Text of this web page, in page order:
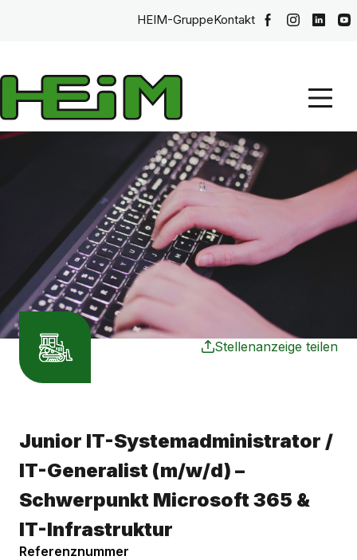
HEIM-GruppeKontakt
Stellenanzeige teilen
Junior IT-Systemadministrator /
IT-Generalist (m/w/d) –
Schwerpunkt Microsoft 365 &
IT-Infrastruktur
Referenznummer